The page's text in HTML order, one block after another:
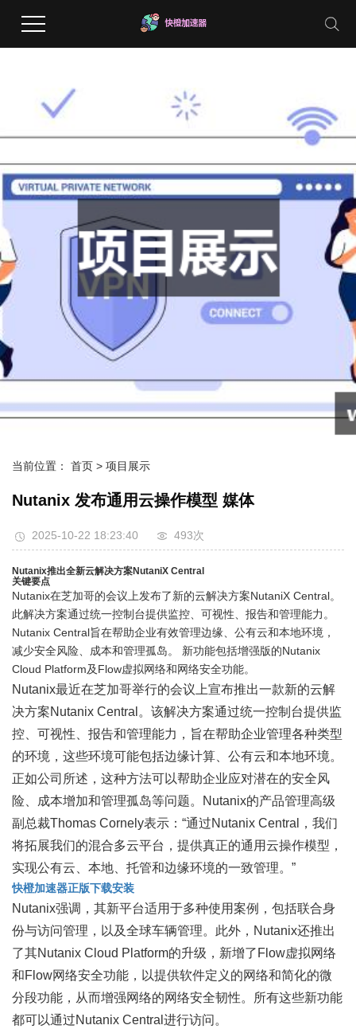
当前位置： 首页 > 项目展示
Nutanix 发布通用云操作模型 媒体
2025-10-22 18:23:40 493次
Nutanix推出全新云解决方案NutaniX Central
关键要点
Nutanix在芝加哥的会议上发布了新的云解决方案NutaniX Central。
此解决方案通过统一控制台提供监控、可视性、报告和管理能力。
Nutanix Central旨在帮助企业有效管理边缘、公有云和本地环境，
减少安全风险、成本和管理孤岛。 新功能包括增强版的Nutanix
Cloud Platform及Flow虚拟网络和网络安全功能。
Nutanix最近在芝加哥举行的会议上宣布推出一款新的云解
决方案Nutanix Central。该解决方案通过统一控制台提供监
控、可视性、报告和管理能力，旨在帮助企业管理各种类型
的环境，这些环境可能包括边缘计算、公有云和本地环境。
正如公司所述，这种方法可以帮助企业应对潜在的安全风
险、成本增加和管理孤岛等问题。Nutanix的产品管理高级
副总裁Thomas Cornely表示：“通过Nutanix Central，我们
将拓展我们的混合多云平台，提供真正的通用云操作模型，
实现公有云、本地、托管和边缘环境的一致管理。”
快橙加速器正版下载安装
Nutanix强调，其新平台适用于多种使用案例，包括联合身
份与访问管理，以及全球车辆管理。此外，Nutanix还推出
了其Nutanix Cloud Platform的升级，新增了Flow虚拟网络
和Flow网络安全功能，以提供软件定义的网络和简化的微
分段功能，从而增强网络的网络安全韧性。所有这些新功能
都可以通过Nutanix Central进行访问。